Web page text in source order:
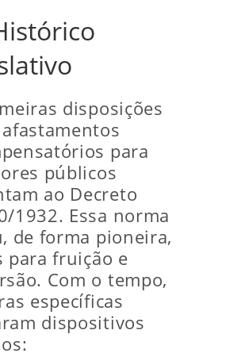
disposições
para
públicos
ao Decreto
1932. Essa norma
de forma pioneira,
para fruição e
Com o tempo,
específicas
dispositivos